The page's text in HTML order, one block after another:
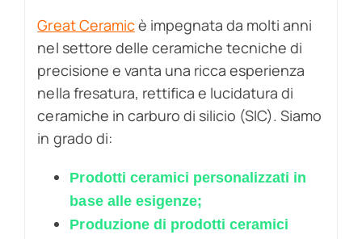
Great Ceramicè impegnata da molti anni
nel settore delle ceramiche tecniche di
precisione e vanta una ricca esperienza
nella fresatura, rettifica e lucidatura di
ceramiche in carburo di silicio (SIC). Siamo
in grado di:
Prodotti ceramici personalizzati in
base alle esigenze;
Produzione di prodotti ceramici